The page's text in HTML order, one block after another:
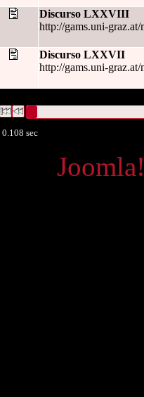
Discurso LXXVIII
http://gams.uni-
Discurso LXXVII
http://gams.uni-
0.108 sec